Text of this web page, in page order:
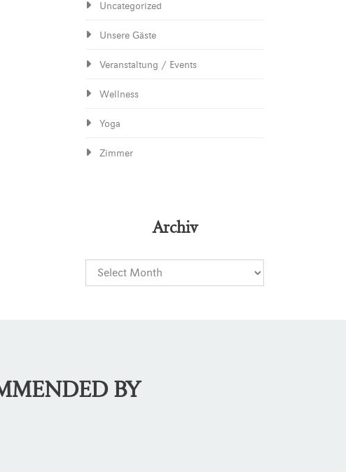
Uncategorized
Unsere Gäste
Veranstaltung / Events
Wellness
Yoga
Zimmer
Archiv
BY